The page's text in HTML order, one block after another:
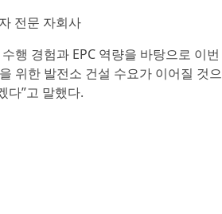
전문 자회사
행 경험과 EPC 역량을 바탕으로 이번
위한 발전소 건설 수요가 이어질 것으
다”고 말했다.